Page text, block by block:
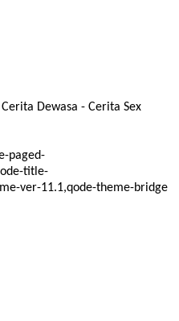
Dewasa - Cerita Sex
paged-
title-
ver-11.1,qode-theme-bridge